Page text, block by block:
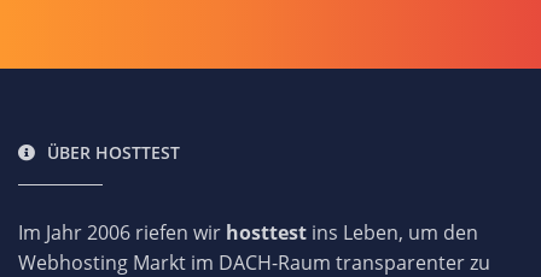
ÜBER HOSTTEST
Im Jahr 2006 riefen wir hosttest ins Leben, um den
Webhosting Markt im DACH-Raum transparenter zu